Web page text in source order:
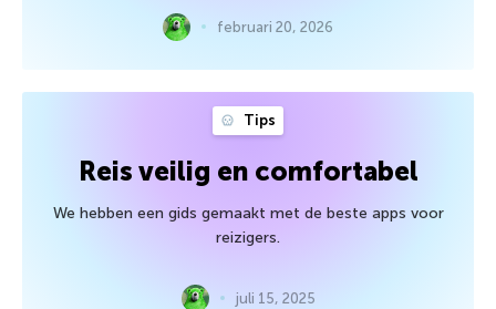
februari 20, 2026
Tips
Reis veilig en comfortabel
We hebben een gids gemaakt met de beste apps voor
reizigers.
juli 15, 2025